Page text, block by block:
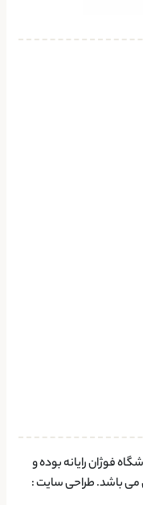
فوژان رایانه بوده و
می باشد.طراحی سایت: